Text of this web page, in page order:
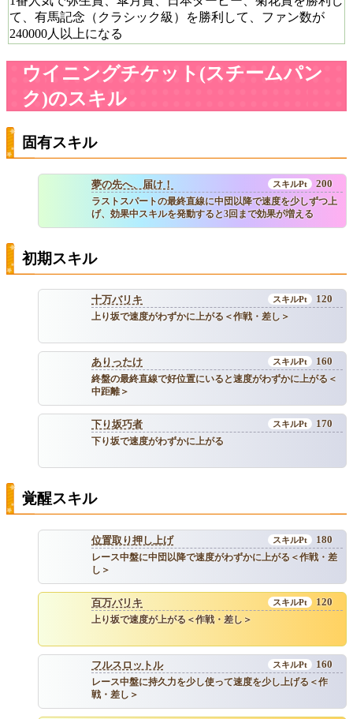
て、有馬記念（クラシック級）を勝利して、ファン数が
240000人以上になる
ウイニングチケット(スチームパン
ク)のスキル
固有スキル
夢の先へ、届け！ 200
ラストスパートの最終直線に中団以降で速度を少しずつ上
げ、効果中スキルを発動すると3回まで効果が増える
初期スキル
十万バリキ 120
上り坂で速度がわずかに上がる＜作戦・差し＞
ありったけ 160
終盤の最終直線で好位置にいると速度がわずかに上がる＜
中距離＞
下り坂巧者 170
下り坂で速度がわずかに上がる
覚醒スキル
位置取り押し上げ 180
レース中盤に中団以降で速度がわずかに上がる＜作戦・差
し＞
百万バリキ 120
上り坂で速度が上がる＜作戦・差し＞
フルスロットル 160
レース中盤に持久力を少し使って速度を少し上げる＜作
戦・差し＞